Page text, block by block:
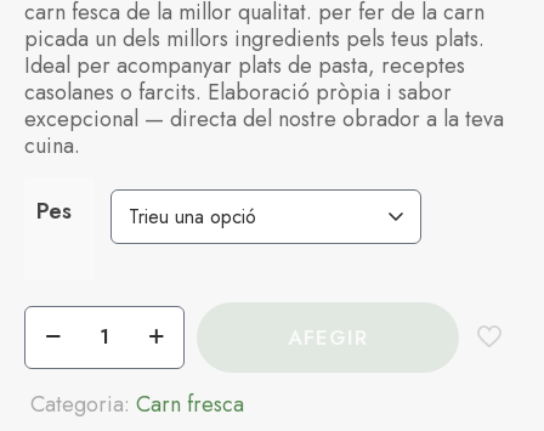
preus:
3,25 €
a
carn fesca de la millor qualitat. per fer de la carn
picada un dels millors ingredients pels teus plats.
Ideal per acompanyar plats de pasta, receptes
casolanes o farcits. Elaboració pròpia i sabor
excepcional — directa del nostre obrador a la teva
cuina.
Pes
quantitat
de
Carn
picada
AFEGIR
Categoria: Carn fresca